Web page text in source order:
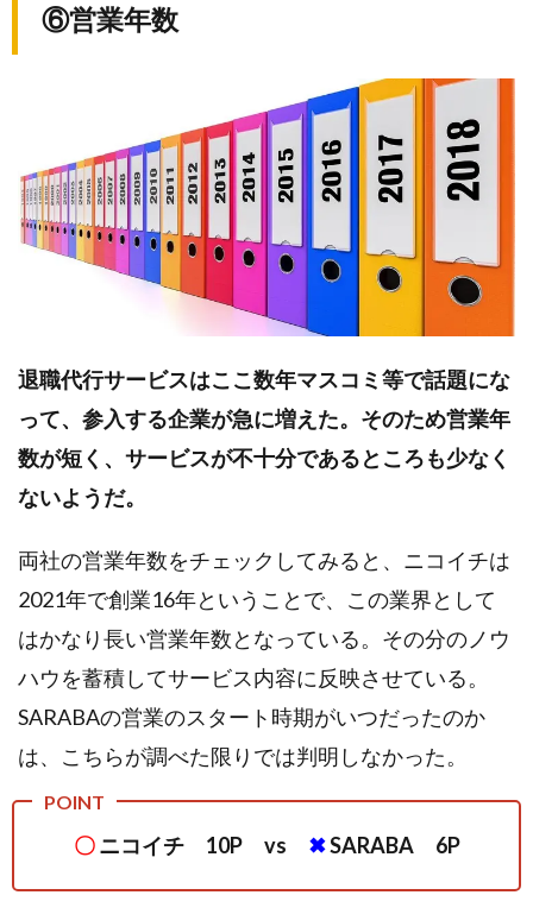
⑥営業年数
退職代行サービスはここ数年マスコミ等で話題にな
って、参入する企業が急に増えた。そのため営業年
数が短く、サービスが不十分であるところも少なく
ないようだ。
両社の営業年数をチェックしてみると、ニコイチは
2021年で創業16年ということで、この業界として
はかなり長い営業年数となっている。その分のノウ
ハウを蓄積してサービス内容に反映させている。
SARABAの営業のスタート時期がいつだったのか
は、こちらが調べた限りでは判明しなかった。
〇ニコイチ 10P vs ✖SARABA 6P